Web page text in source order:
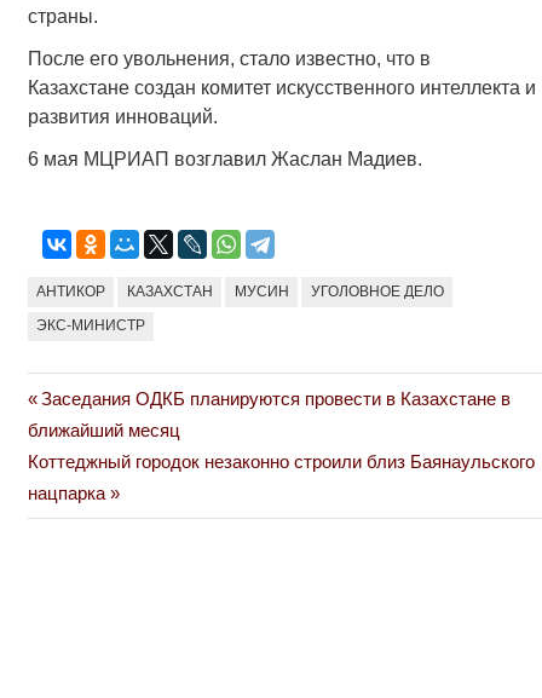
страны.
После его увольнения, стало известно, что в
Казахстане создан комитет искусственного интеллекта и
развития инноваций.
6 мая МЦРИАП возглавил Жаслан Мадиев.
АНТИКОР КАЗАХСТАН МУСИН УГОЛОВНОЕ ДЕЛО
ЭКС-МИНИСТР
Навигация
по
записям
Previous
Post:
Заседания ОДКБ планируются провести в Казахстане в
ближайший месяц
Next
Post:
Коттеджный городок незаконно строили близ Баянаульского
нацпарка